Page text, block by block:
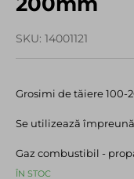
SKU 14001121
Grosimi de tăiere 100-
Se utilizează
Gaz combustibil -
ÎN STOC